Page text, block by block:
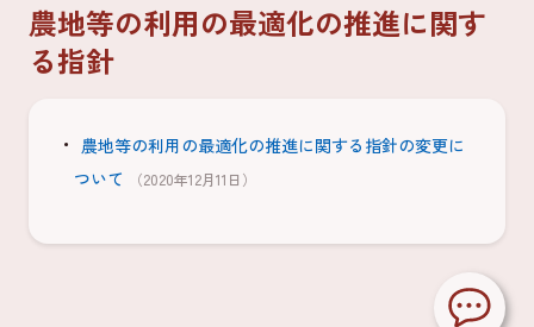
農地等の利用の最適化の推進に関す
る指針
農地等の利用の最適化の推進に関する指針の変更に
ついて
（2020年12月11日）